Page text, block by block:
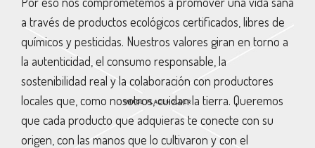
a través de productos ecológicos certificados, libres de
químicos y pesticidas. Nuestros valores giran en torno a
la autenticidad, el consumo responsable, la
sostenibilidad real y la colaboración con productores
locales que, como nosotros, cuidan la tierra. Queremos
que cada producto que adquieras te conecte con su
origen, con las manos que lo cultivaron y con el